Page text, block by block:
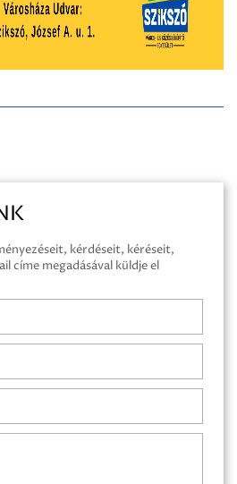
kérdéseit, kéréseit,
címe megadásával küldje el